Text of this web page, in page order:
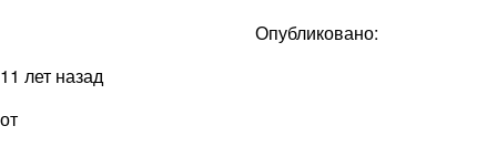
Опубликовано:
11 лет назад
от